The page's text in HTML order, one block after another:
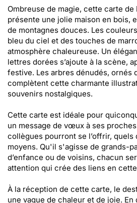
Ombreuse de magie, cette carte
présente une jolie maison en bois,
de montagnes douces. Les
bleu du ciel et des touches de
atmosphère chaleureuse. Un
lettres dorées s’ajoute à la scène,
festive. Les arbres dénudés, ornés
complètent cette charmante
souvenirs nostalgiques.
Cette carte est idéale pour
un message de vœux à ses
collègues pourront se l’offrir, quels
moyens. Qu'il s'agisse de grands-
d’enfance ou de voisins, chacun
attention qui crée des liens en
À la réception de cette carte, le
une vague de chaleur et de joie.